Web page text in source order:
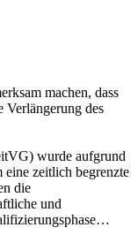
machen, dass
Verlängerung des
wurde aufgrund
eine zeitlich begrenzte
die
und